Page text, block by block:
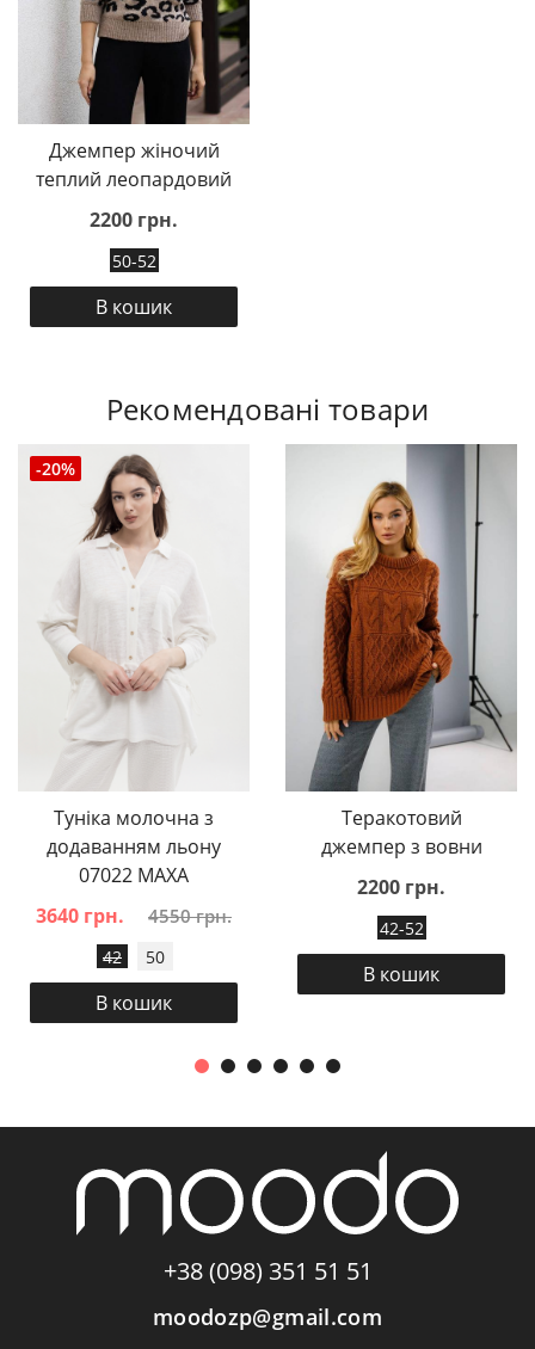
Джемпер жіночий
теплий леопардовий
2200 грн.
50-52
В кошик
Рекомендовані товари
-20%
Туніка молочна з
додаванням льону
07022 MAXA
3640 грн.
4550 грн.
42 50
В кошик
Теракотовий
джемпер з вовни
2200 грн.
42-52
В кошик
+38 (098) 351 51 51
moodozp@gmail.com